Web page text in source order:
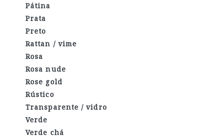
Pátina
Prata
Preto
Rattan / vime
Rosa
Rosa nude
Rose gold
Rústico
Transparente / vidro
Verde
Verde chá